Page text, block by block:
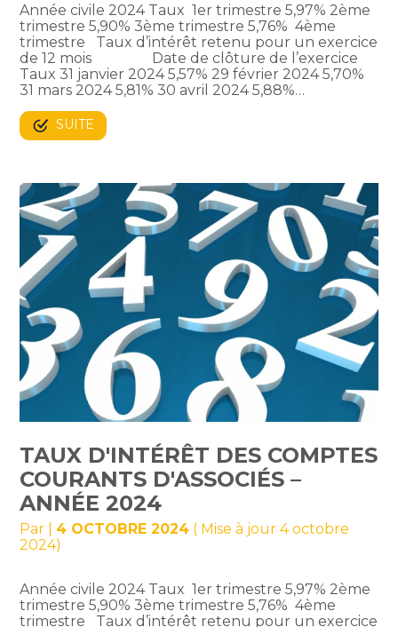
Année civile 2024 Taux 1er trimestre 5,97% 2ème
trimestre 5,90% 3ème trimestre 5,76% 4ème
trimestre Taux d’intérêt retenu pour un exercice
de 12 mois Date de clôture de l’exercice
Taux 31 janvier 2024 5,57% 29 février 2024 5,70%
31 mars 2024 5,81% 30 avril 2024 5,88%…
SUITE
TAUX D'INTÉRÊT DES COMPTES
COURANTS D'ASSOCIÉS –
ANNÉE 2024
Par 4 OCTOBRE 2024 ( Mise à jour 4 octobre
2024)
Année civile 2024 Taux 1er trimestre 5,97% 2ème
trimestre 5,90% 3ème trimestre 5,76% 4ème
trimestre Taux d’intérêt retenu pour un exercice